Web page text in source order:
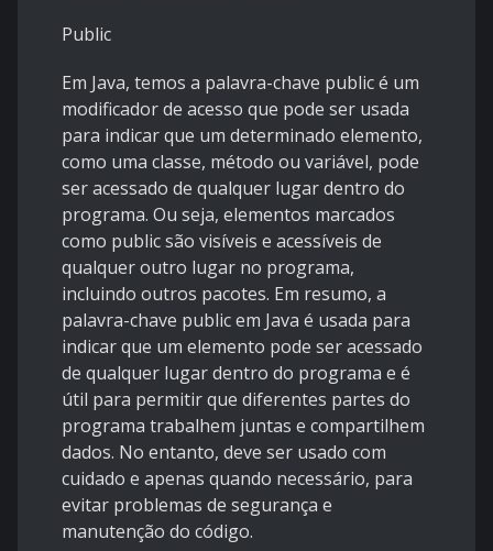
Public
Em Java, temos a palavra-chave public é um
modificador de acesso que pode ser usada
para indicar que um determinado elemento,
como uma classe, método ou variável, pode
ser acessado de qualquer lugar dentro do
programa. Ou seja, elementos marcados
como public são visíveis e acessíveis de
qualquer outro lugar no programa,
incluindo outros pacotes. Em resumo, a
palavra-chave public em Java é usada para
indicar que um elemento pode ser acessado
de qualquer lugar dentro do programa e é
útil para permitir que diferentes partes do
programa trabalhem juntas e compartilhem
dados. No entanto, deve ser usado com
cuidado e apenas quando necessário, para
evitar problemas de segurança e
manutenção do código.